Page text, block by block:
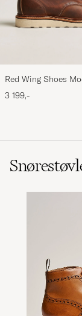
Red Wing Shoes
Copper Rough/
3 199,-